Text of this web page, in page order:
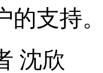
的支持
沈欣